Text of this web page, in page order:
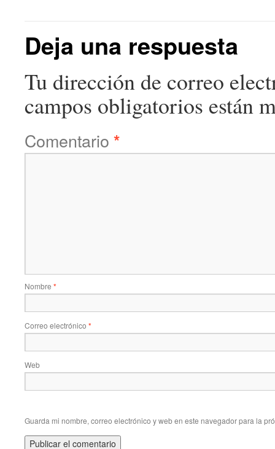
Deja una respuesta
Tu dirección de correo
campos obligatorios están
Comentario *
Nombre *
Correo electrónico *
Web
Guarda mi nombre, correo electrónico y web en este navegador para la